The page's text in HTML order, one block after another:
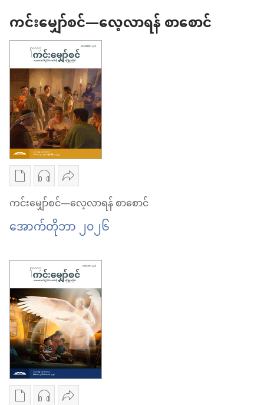
လမ်းညွှန်
စရာ
များ
ကင်း
မျှော်စင်
စိတ်
ကျန်းမာရေး
အတွက်
အကူအညီ
ဘယ်
က
ရ
နိုင်
မလဲ
ရွေးချယ်
စရာ
များ
ကင်း
မျှော်စင်
စိတ်
ကျန်းမာရေး
အတွက်
အကူအညီ
ဘယ်
က
ရ
နိုင်
မလဲ
အတွက်
အကူအညီ
ဘယ်
က
ရ
နိုင်
မ
လဲ
ကင်းမျှော်စင်—လေ့လာရန် စာစောင်
စာပေ
ကူး
ယူ
မှာ
ရွေးချယ်
စရာ
များ
ကင်း
မျှော်စင်
—
လေ့လာ
အသံ
ဖိုင်
ကူး
ရာ
မှာ
ရွေးချယ်
စရာ
များ
ကင်း
မျှော်စင်
—
ဝေမျှ
ပါ
ကင်း
မျှော်စင်
—
လေ့လာ
ရန်
စာစောင်
အောက်တိုဘာ ၂၀၂၆
ကင်းမျှော်စင်—လေ့လာရန် စာစောင်
အောက်တိုဘာ ၂၀၂၆